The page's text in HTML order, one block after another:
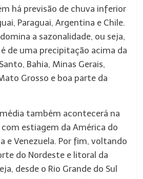
há previsão de chuva inferior
Paraguai, Argentina e Chile.
a sazonalidade, ou seja,
de uma precipitação acima da
Bahia, Minas Gerais,
Grosso e boa parte da
também acontecerá na
estiagem da América do
e Venezuela. Por fim, voltando
do Nordeste e litoral da
desde o Rio Grande do Sul